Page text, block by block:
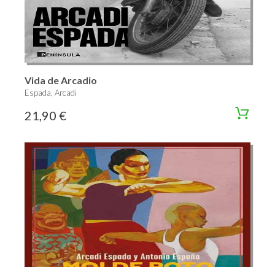
Vida de Arcadio
Espada, Arcadi
21,90 €